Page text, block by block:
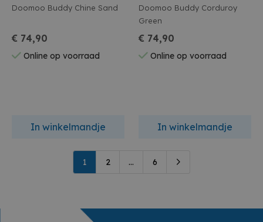
Doomoo Buddy Chine Sand
€ 74,90
Online op voorraad
In winkelmandje
Doomoo Buddy Corduroy
Green
€ 74,90
Online op voorraad
In winkelmandje
1 2 ... 6